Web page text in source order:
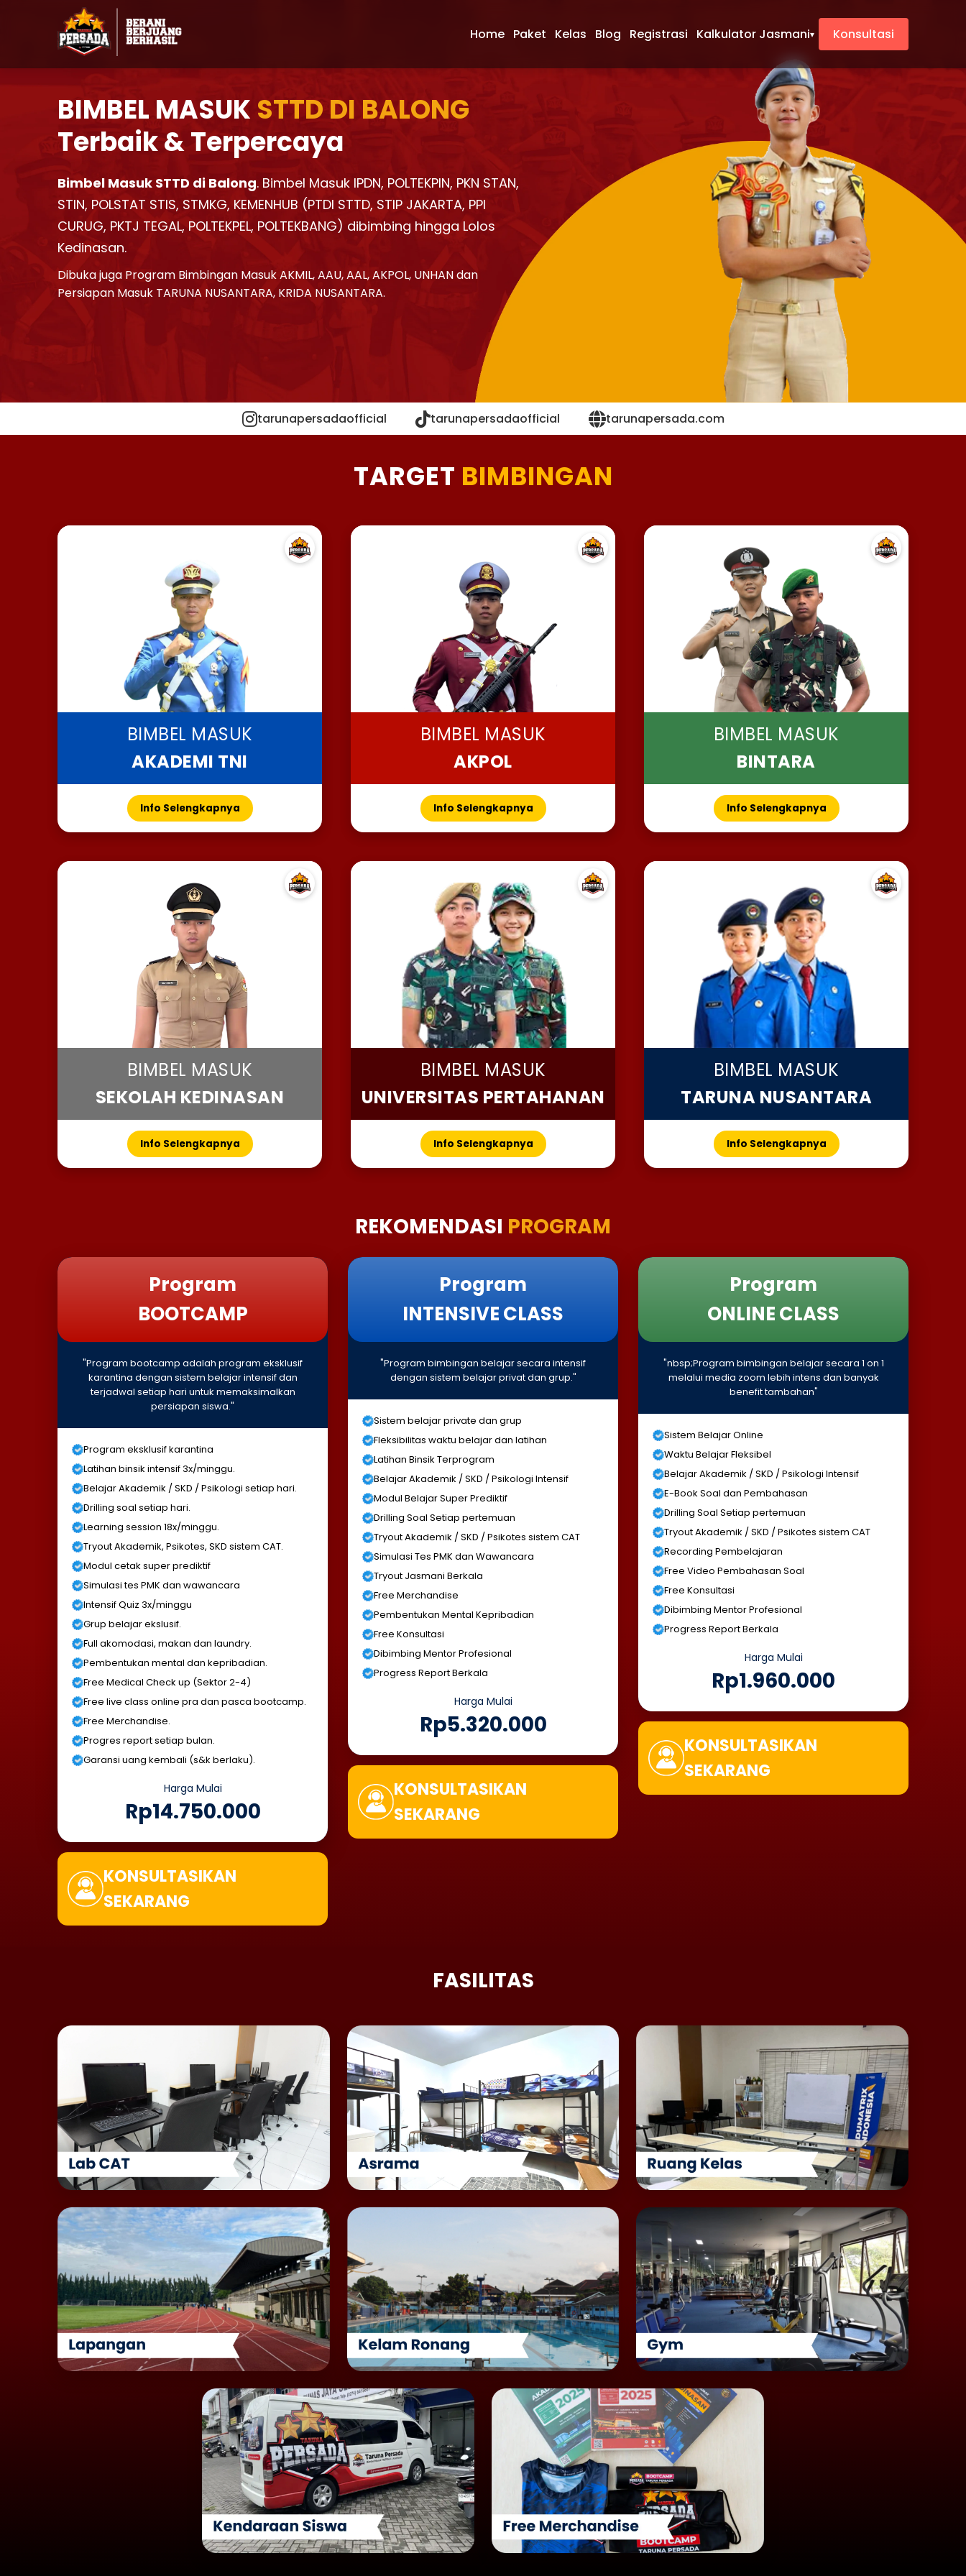
Home Paket Kelas Blog Registrasi Kalkulator Jasmani▾ Konsultasi
BIMBEL MASUK STTD DI BALONG
Terbaik & Terpercaya
Bimbel Masuk STTD di Balong. Bimbel Masuk IPDN, POLTEKPIN, PKN STAN,
STIN, POLSTAT STIS, STMKG, KEMENHUB (PTDI STTD, STIP JAKARTA, PPI
CURUG, PKTJ TEGAL, POLTEKPEL, POLTEKBANG) dibimbing hingga Lolos
Kedinasan.
Dibuka juga Program Bimbingan Masuk AKMIL, AAU, AAL, AKPOL, UNHAN dan
Persiapan Masuk TARUNA NUSANTARA, KRIDA NUSANTARA.
tarunapersadaofficial tarunapersadaofficial tarunapersada.com
TARGET BIMBINGAN
BIMBEL MASUK
AKADEMI TNI
Info Selengkapnya
BIMBEL MASUK
AKPOL
Info Selengkapnya
BIMBEL MASUK
BINTARA
Info Selengkapnya
BIMBEL MASUK
SEKOLAH KEDINASAN
Info Selengkapnya
BIMBEL MASUK
UNIVERSITAS PERTAHANAN
Info Selengkapnya
BIMBEL MASUK
TARUNA NUSANTARA
Info Selengkapnya
REKOMENDASI PROGRAM
Program
BOOTCAMP
"Program bootcamp adalah program eksklusif
karantina dengan sistem belajar intensif dan
terjadwal setiap hari untuk memaksimalkan
persiapan siswa."
Program eksklusif karantina
Latihan binsik intensif 3x/minggu.
Belajar Akademik / SKD / Psikologi setiap hari.
Drilling soal setiap hari.
Learning session 18x/minggu.
Tryout Akademik, Psikotes, SKD sistem CAT.
Modul cetak super prediktif
Simulasi tes PMK dan wawancara
Intensif Quiz 3x/minggu
Grup belajar ekslusif.
Full akomodasi, makan dan laundry.
Pembentukan mental dan kepribadian.
Free Medical Check up (Sektor 2-4)
Free live class online pra dan pasca bootcamp.
Free Merchandise.
Progres report setiap bulan.
Garansi uang kembali (s&k berlaku).
Harga Mulai
Rp14.750.000
KONSULTASIKAN
SEKARANG
Program
INTENSIVE CLASS
"Program bimbingan belajar secara intensif
dengan sistem belajar privat dan grup."
Sistem belajar private dan grup
Fleksibilitas waktu belajar dan latihan
Latihan Binsik Terprogram
Belajar Akademik / SKD / Psikologi Intensif
Modul Belajar Super Prediktif
Drilling Soal Setiap pertemuan
Tryout Akademik / SKD / Psikotes sistem CAT
Simulasi Tes PMK dan Wawancara
Tryout Jasmani Berkala
Free Merchandise
Pembentukan Mental Kepribadian
Free Konsultasi
Dibimbing Mentor Profesional
Progress Report Berkala
Harga Mulai
Rp5.320.000
KONSULTASIKAN
SEKARANG
Program
ONLINE CLASS
"nbsp;Program bimbingan belajar secara 1 on 1
melalui media zoom lebih intens dan banyak
benefit tambahan"
Sistem Belajar Online
Waktu Belajar Fleksibel
Belajar Akademik / SKD / Psikologi Intensif
E-Book Soal dan Pembahasan
Drilling Soal Setiap pertemuan
Tryout Akademik / SKD / Psikotes sistem CAT
Recording Pembelajaran
Free Video Pembahasan Soal
Free Konsultasi
Dibimbing Mentor Profesional
Progress Report Berkala
Harga Mulai
Rp1.960.000
KONSULTASIKAN
SEKARANG
FASILITAS